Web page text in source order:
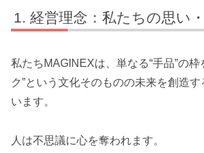
経営理念：私たちの思い・
私たちMAGINEXは、単なる“手品”の枠
ク”という文化そのものの未来を創造
います。
人は不思議に心を奪われます。